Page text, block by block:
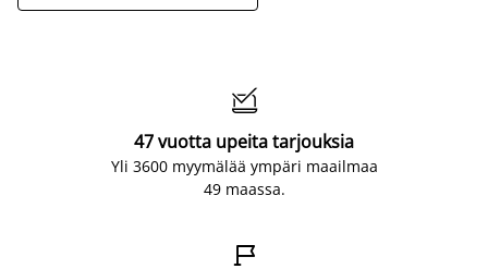

47 vuotta upeita tarjouksia
Yli 3600 myymälää ympäri maailmaa
49 maassa.
